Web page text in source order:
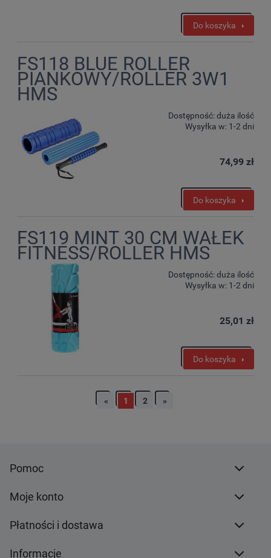
Do koszyka
FS118 BLUE ROLLER
PIANKOWY/ROLLER 3W1
HMS
Dostępność:duża ilość
Wysyłka w: 1-2 dni
74,99 zł
Do koszyka
FS119 MINT 30 CM WAŁEK
FITNESS/ROLLER HMS
Dostępność:duża ilość
Wysyłka w: 1-2 dni
25,01 zł
Do koszyka
« 1 2 »
Pomoc
Moje konto
Płatności i dostawa
Informacje